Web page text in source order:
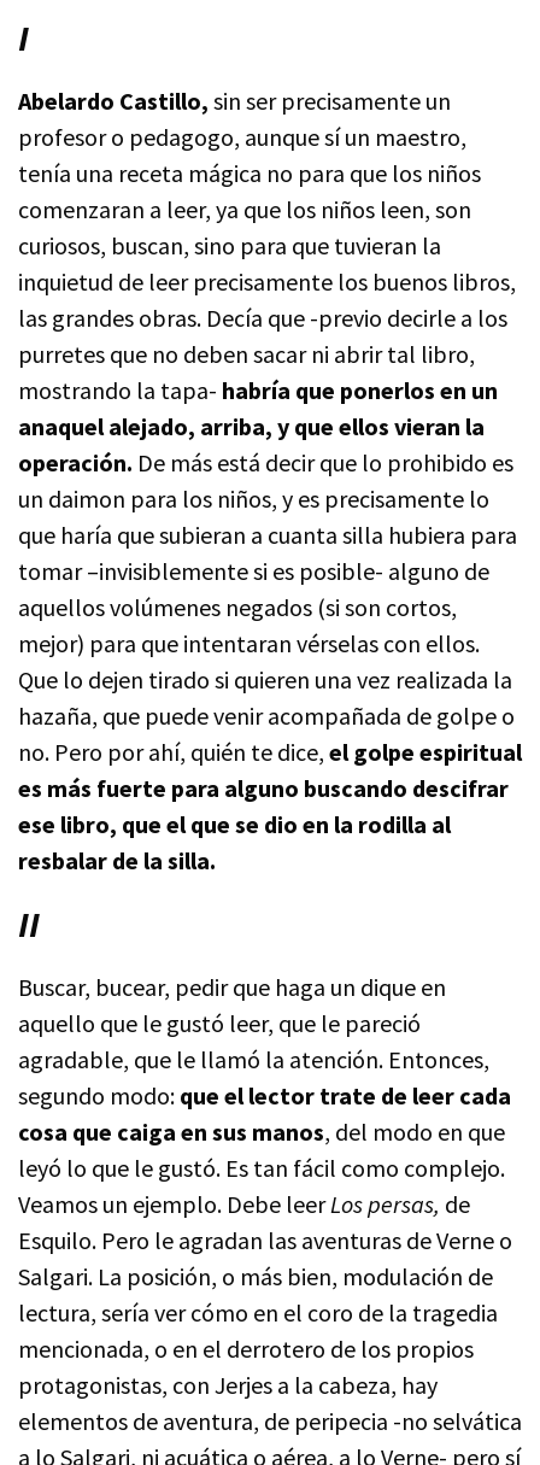
I
Abelardo Castillo, sin ser precisamente un
profesor o pedagogo, aunque sí un maestro,
tenía una receta mágica no para que los niños
comenzaran a leer, ya que los niños leen, son
curiosos, buscan, sino para que tuvieran la
inquietud de leer precisamente los buenos libros,
las grandes obras. Decía que -previo decirle a los
purretes que no deben sacar ni abrir tal libro,
mostrando la tapa- habría que ponerlos en un
anaquel alejado, arriba, y que ellos vieran la
operación. De más está decir que lo prohibido es
un daimon para los niños, y es precisamente lo
que haría que subieran a cuanta silla hubiera para
tomar –invisiblemente si es posible- alguno de
aquellos volúmenes negados (si son cortos,
mejor) para que intentaran vérselas con ellos.
Que lo dejen tirado si quieren una vez realizada la
hazaña, que puede venir acompañada de golpe o
no. Pero por ahí, quién te dice, el golpe espiritual
es más fuerte para alguno buscando descifrar
ese libro, que el que se dio en la rodilla al
resbalar de la silla.
II
Buscar, bucear, pedir que haga un dique en
aquello que le gustó leer, que le pareció
agradable, que le llamó la atención. Entonces,
segundo modo: que el lector trate de leer cada
cosa que caiga en sus manos, del modo en que
leyó lo que le gustó. Es tan fácil como complejo.
Veamos un ejemplo. Debe leerLos persas, de
Esquilo. Pero le agradan las aventuras de Verne o
Salgari. La posición, o más bien, modulación de
lectura, sería ver cómo en el coro de la tragedia
mencionada, o en el derrotero de los propios
protagonistas, con Jerjes a la cabeza, hay
elementos de aventura, de peripecia -no selvática
a lo Salgari, ni acuática o aérea, a lo Verne- pero sí